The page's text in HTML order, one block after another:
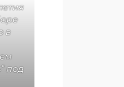
в
под